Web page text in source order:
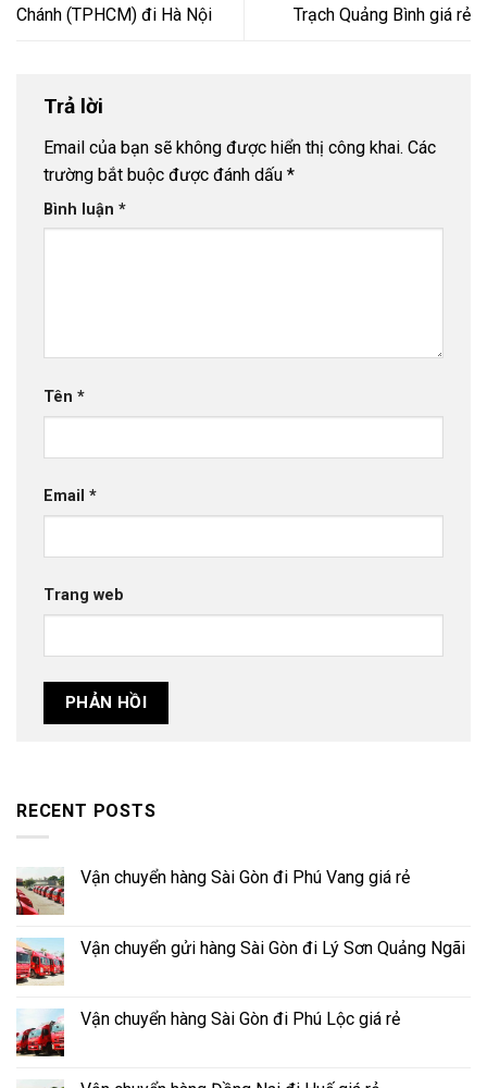
Chánh (TPHCM) đi Hà Nội
Trạch Quảng Bình giá rẻ
Trả lời
Email của bạn sẽ không được hiển thị công khai. Các
trường bắt buộc được đánh dấu *
Bình luận *
Tên *
Email *
Trang web
RECENT POSTS
Vận chuyển hàng Sài Gòn đi Phú Vang giá rẻ
Vận chuyển gửi hàng Sài Gòn đi Lý Sơn Quảng Ngãi
Vận chuyển hàng Sài Gòn đi Phú Lộc giá rẻ